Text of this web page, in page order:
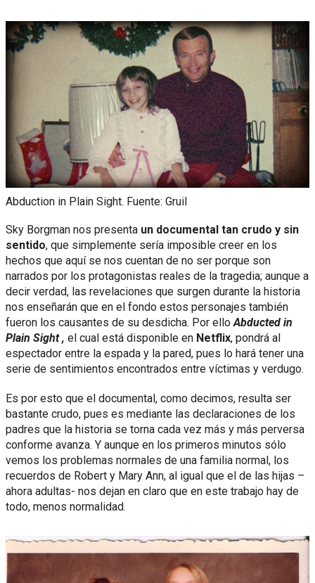
Abduction in Plain Sight. Fuente: Gruil
Sky Borgman nos presenta un documental tan crudo y sin
sentido, que simplemente sería imposible creer en los
hechos que aquí se nos cuentan de no ser porque son
narrados por los protagonistas reales de la tragedia; aunque a
decir verdad, las revelaciones que surgen durante la historia
nos enseñarán que en el fondo estos personajes también
fueron los causantes de su desdicha. Por elloAbducted in
Plain Sight , el cual está disponible en Netflix, pondrá al
espectador entre la espada y la pared, pues lo hará tener una
serie de sentimientos encontrados entre víctimas y verdugo.
Es por esto que el documental, como decimos, resulta ser
bastante crudo, pues es mediante las declaraciones de los
padres que la historia se torna cada vez más y más perversa
conforme avanza. Y aunque en los primeros minutos sólo
vemos los problemas normales de una familia normal, los
recuerdos de Robert y Mary Ann, al igual que el de las hijas –
ahora adultas- nos dejan en claro que en este trabajo hay de
todo, menos normalidad.